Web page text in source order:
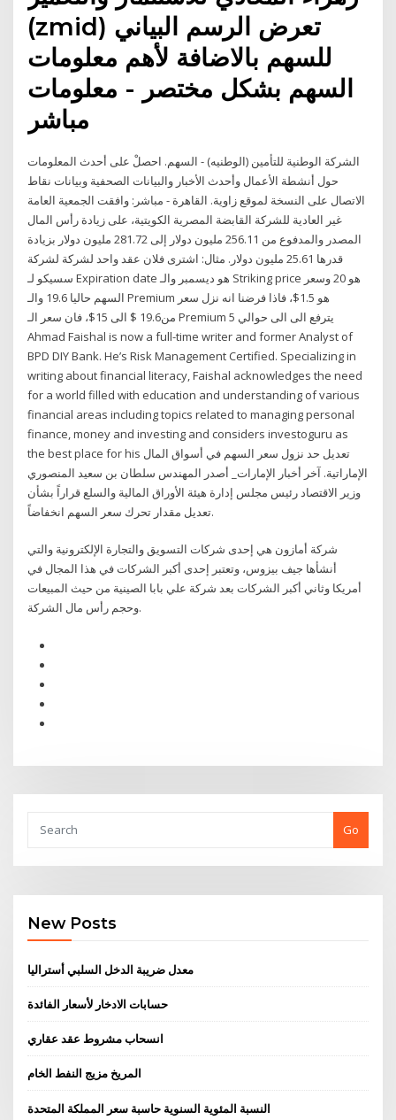
(zmid) تعرض الرسم البياني
للسهم بالاضافة لأهم معلومات
السهم بشكل مختصر - معلومات
مباشر
الشركة الوطنية للتأمين (الوطنيه) - السهم. احصلْ على أحدث المعلومات
حول أنشطة الأعمال وأحدث الأخبار والبيانات الصحفية وبيانات نقاط
الاتصال على النسخة لموقع زاوية. القاهرة - مباشر: وافقت الجمعية العامة
غير العادية للشركة القابضة المصرية الكويتية، على زيادة رأس المال
المصدر والمدفوع من 256.11 مليون دولار إلى 281.72 مليون دولار بزيادة
قدرها 25.61 مليون دولار. مثال: اشترى فلان عقد واحد لشركة لشركة
سسيكو لـ Expiration date هو ديسمبر والـ Striking price هو 20 وسعر
السهم حاليا 19.6 والـ Premium هو 1.5$، فاذا فرضنا انه نزل سعر
من19.6 $ الى 15$، فان سعر الـ Premium يترفع الى الى حوالي 5
Ahmad Faishal is now a full-time writer and former Analyst of
BPD DIY Bank. He’s Risk Management Certified. Specializing in
writing about financial literacy, Faishal acknowledges the need
for a world filled with education and understanding of various
financial areas including topics related to managing personal
finance, money and investing and considers investoguru as
the best place for his تعديل حد نزول سعر السهم في أسواق المال
الإماراتية. آخر أخبار الإمارات_ أصدر المهندس سلطان بن سعيد المنصوري
وزير الاقتصاد رئيس مجلس إدارة هيئة الأوراق المالية والسلع قراراً بشأن
تعديل مقدار تحرك سعر السهم انخفاضاً.
شركة أمازون هي إحدى شركات التسويق والتجارة الإلكترونية والتي
أنشأها جيف بيزوس، وتعتبر إحدى أكبر الشركات في هذا المجال في
أمريكا وثاني أكبر الشركات بعد شركة علي بابا الصينية من حيث المبيعات
وحجم رأس مال الشركة.
Go
New Posts
معدل ضريبة الدخل السلبي أستراليا
حسابات الادخار لأسعار الفائدة
انسحاب مشروط عقد عقاري
المريخ مزيج النفط الخام
النسبة المئوية السنوية حاسبة سعر المملكة المتحدة